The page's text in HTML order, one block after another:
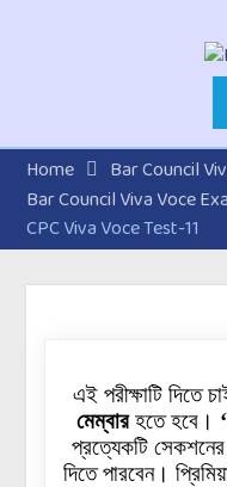
Home
Bar Council
Bar Council Viva Voce
CPC Viva Voce Test-11
এই পরীক্ষাটি দিতে
মেম্বারহতে হবে।
প্রত্যেকটিসেকশনের
দিতে পারবেন।